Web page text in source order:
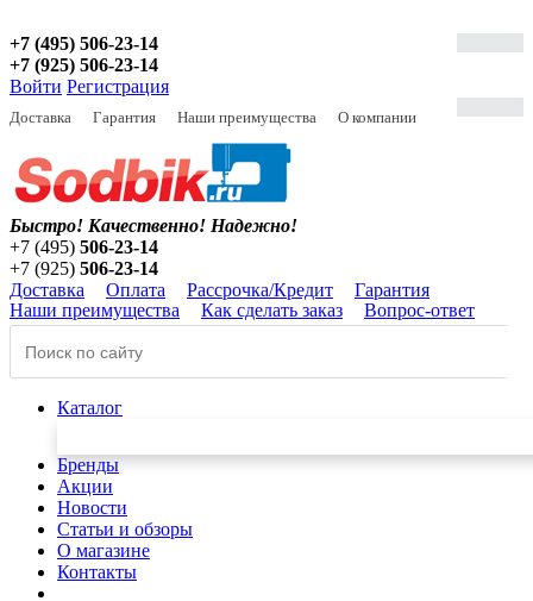
+7 (495) 506-23-14
+7 (925) 506-23-14
Войти Регистрация
Доставка Гарантия Наши преимущества О компании
Быстро! Качественно! Надежно!
+7 (495) 506-23-14
+7 (925) 506-23-14
Доставка
Оплата Рассрочка/Кредит
Гарантия
Наши преимущества
Как сделать заказ Вопрос-ответ
Каталог
Бренды
Акции
Новости
Статьи и обзоры
О магазине
Контакты